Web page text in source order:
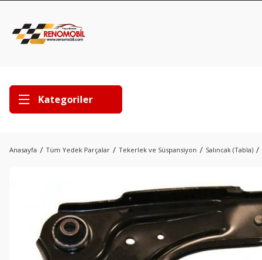
Kategoriler
Anasayfa Tüm Yedek Parçalar Tekerlek ve Süspansiyon Salıncak (Tabla)